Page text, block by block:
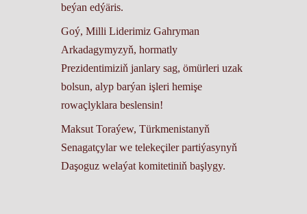
beýan edýäris.
Goý, Milli Liderimiz Gahryman
Arkadagymyzyň, hormatly
Prezidentimiziň janlary sag, ömürleri uzak
bolsun, alyp barýan işleri hemişe
rowaçlyklara beslensin!
Maksut Toraýew, Türkmenistanyň
Senagatçylar we telekeçiler partiýasynyň
Daşoguz welaýat komitetiniň başlygy.